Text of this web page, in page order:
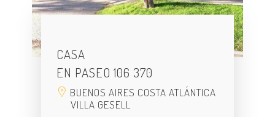
CASA
EN PASEO 106 370
BUENOS AIRES COSTA ATLÁNTICA
VILLA GESELL